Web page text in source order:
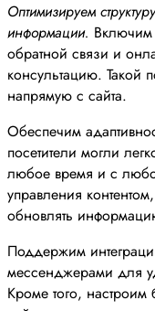
Оптимизируем
информации.
обратной связи и
консультацию. Такой
напрямую с сайта.
Обеспечим
посетители могли
любое время и с
управления
обновлять
Поддержим
мессенджерами для
Кроме того,